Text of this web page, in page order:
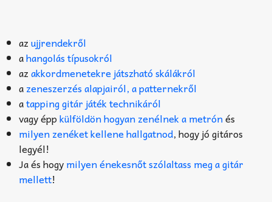
azujjrendekről
ahangolás típusokról
azakkordmenetekre játszható skálákról
azeneszerzés alapjairól, a patternekről
atapping gitár játék technikáról
vagy éppkülföldön hogyan zenélnek a metrónés
milyen zenéket kellene hallgatnod, hogy jó gitáros
legyél!
Ja és hogymilyen énekesnőt szólaltass meg a gitár
mellett!